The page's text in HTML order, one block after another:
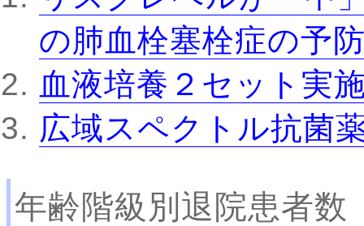
の肺血栓塞栓症の予
血液培養２セット実
広域スペクトル抗菌
年齢階級別退院患者数